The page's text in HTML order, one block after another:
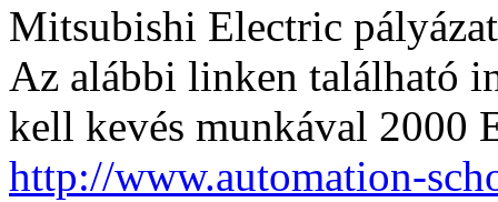
Mitsubishi Electric
Az alábbi linken található
kell kevés munkával 2000
http://www.automation-